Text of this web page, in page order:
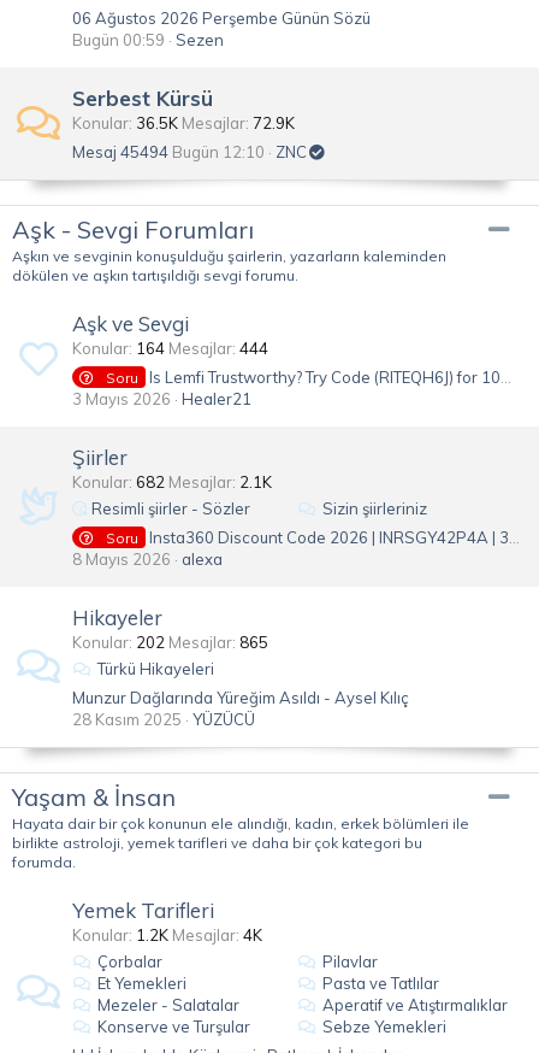
06 Ağustos 2026 Perşembe Günün Sözü
Bugün 00:59
Sezen
Serbest Kürsü
Konular 36.5K Mesajlar 72.9K
Mesaj 45494 Bugün 12:10 ZNC
Aşk - Sevgi Forumları
Aşkın ve sevginin konuşulduğu şairlerin, yazarların kaleminden
dökülen ve aşkın tartışıldığı sevgi forumu.
Aşk ve Sevgi
Konular 164 Mesajlar 444
Soru
Is Lemfi Trustworthy? Try Code (RITEQH6J) for 10% Cashback Guarantee
3 Mayıs 2026
Healer21
Şiirler
Konular 682 Mesajlar 2.1K
Resimli şiirler - Sözler
Sizin şiirleriniz
Soru
Insta360 Discount Code 2026 | INRSGY42P4A | 30% Off USA
8 Mayıs 2026
alexa
Hikayeler
Konular 202 Mesajlar 865
Türkü Hikayeleri
Munzur Dağlarında Yüreğim Asıldı - Aysel Kılıç
28 Kasım 2025
YÜZÜCÜ
Yaşam & İnsan
Hayata dair bir çok konunun ele alındığı, kadın, erkek bölümleri ile
birlikte astroloji, yemek tarifleri ve daha bir çok kategori bu
forumda.
Yemek Tarifleri
Konular 1.2K Mesajlar 4K
Çorbalar
Pilavlar
Et Yemekleri
Pasta ve Tatlılar
Mezeler - Salatalar
Aperatif ve Atıştırmalıklar
Konserve ve Turşular
Sebze Yemekleri